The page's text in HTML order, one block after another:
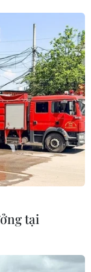
THANH
sử dụng
tại